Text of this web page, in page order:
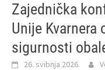
Zajednička
Unije Kvarnera
sigurnosti
26. svibnja 2026.